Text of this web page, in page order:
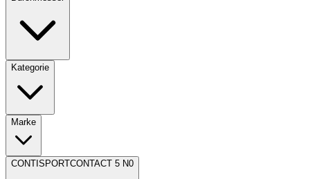
Kategorie
Marke
CONTISPORTCONTACT 5 N0